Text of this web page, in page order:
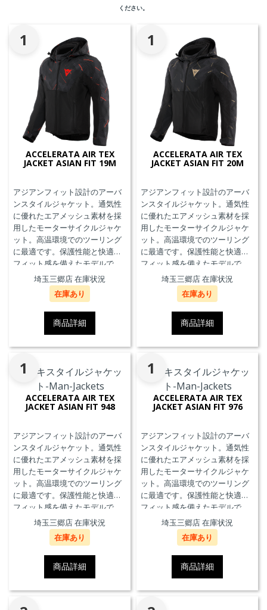
ください。
1
ACCELERATA AIR TEX
JACKET ASIAN FIT 19M
アジアンフィット設計のアーバ
ンスタイルジャケット。通気性
に優れたエアメッシュ素材を採
用したモーターサイクルジャケ
ット。高温環境でのツーリング
に最適です。保護性能と快適な
フィット感を備えたモデルで
埼玉三郷店 在庫状況
在庫あり
商品詳細
1
ACCELERATA AIR TEX
JACKET ASIAN FIT 20M
アジアンフィット設計のアーバ
ンスタイルジャケット。通気性
に優れたエアメッシュ素材を採
用したモーターサイクルジャケ
ット。高温環境でのツーリング
に最適です。保護性能と快適な
フィット感を備えたモデルで
埼玉三郷店 在庫状況
在庫あり
商品詳細
1
ACCELERATA AIR TEX
JACKET ASIAN FIT 948
アジアンフィット設計のアーバ
ンスタイルジャケット。通気性
に優れたエアメッシュ素材を採
用したモーターサイクルジャケ
ット。高温環境でのツーリング
に最適です。保護性能と快適な
フィット感を備えたモデルで
埼玉三郷店 在庫状況
在庫あり
商品詳細
1
ACCELERATA AIR TEX
JACKET ASIAN FIT 976
アジアンフィット設計のアーバ
ンスタイルジャケット。通気性
に優れたエアメッシュ素材を採
用したモーターサイクルジャケ
ット。高温環境でのツーリング
に最適です。保護性能と快適な
フィット感を備えたモデルで
埼玉三郷店 在庫状況
在庫あり
商品詳細